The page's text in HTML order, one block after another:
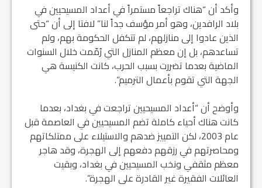
وأكد أن “هناك تراجعاً مستمراً في أعداد المسيحيين في
بلاد الرافدين، وهو أمر مؤسف جداً لنا” لافتا إلى أن “حتى
الذين عادوا إلى منازلهم، لم تتكفل الحكومة بهم، ولم
تساعدهم، بل إن معظم المنازل التي رُمّمت خلال السنوات
الماضية بعدما تضررت بسبب الحرب، كانت الكنيسة هي
الجهة التي تقوم بأعمال الترميم”.
وأوضح أن “أعداد المسيحيين تراجعت في بغداد، بعدما
كانت هناك أحياء كاملة تضم المسيحيين في العاصمة قبل
عام 2003، لكن التمييز ضدهم والاستيلاء على ممتلكاتهم
ومحاصرتهم في رزقهم دفعهم إلى الهجرة، وقد هاجر
معظم مثقفي ونخب المسيحيين في بغداد، وبقيت
العائلات الفقيرة غير القادرة على الهجرة”.